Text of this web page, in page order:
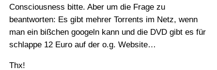
Consciousness bitte. Aber um die Frage zu
beantworten: Es gibt mehrer Torrents im Netz, wenn
man ein bißchen googeln kann und die DVD gibt es für
schlappe 12 Euro auf der o.g. Website…
Thx!